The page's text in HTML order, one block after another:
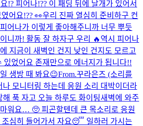
!? 피어나!?? 이 패딩 뒤에 날개가 있어서
어요!?? 👀​우리 진짜 열심히 준비하구 컨
어나가 이렇게 좋아해주니까 너무 뿌듯
니까! 활동 잘 하자구 우리 🔥 역시 피어나
지금이 새벽인 건지 낮인 건지도 모르고
있었어요 존재만으로 에너지가 됩니다!!
생방 때 봐요😉From.꾸라은즈 (소리를
나 모니터링 하는데 응원 소리 대박이더라
푹 자고 오늘 하루도 화이팅새벽에 와주
워요… 🥺 피곤할텐데 큰 목소리로 응원
조심히 들어가서 자요😴 일하러 가시는